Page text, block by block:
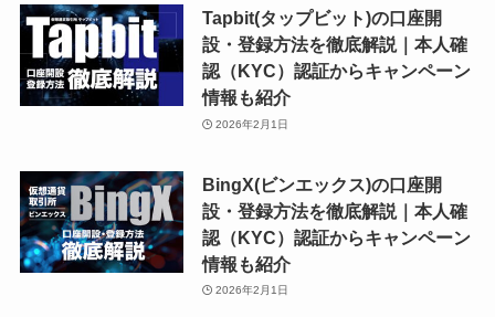
Tapbit(タップビット)の口座開
設・登録方法を徹底解説｜本人確
認（KYC）認証からキャンペーン
情報も紹介
2026年2月1日
BingX(ビンエックス)の口座開
設・登録方法を徹底解説｜本人確
認（KYC）認証からキャンペーン
情報も紹介
2026年2月1日